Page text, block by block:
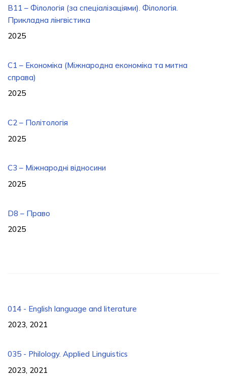
B11 – Філологія (за спеціалізаціями). Філологія.
Прикладна лінгвістика
2025
С1 – Економіка (Міжнародна економіка та митна
справа)
2025
C2 – Політологія
2025
C3 – Міжнародні відносини
2025
D8 – Право
2025
014 - English language and literature
2023, 2021
035 - Philology. Applied Linguistics
2023, 2021